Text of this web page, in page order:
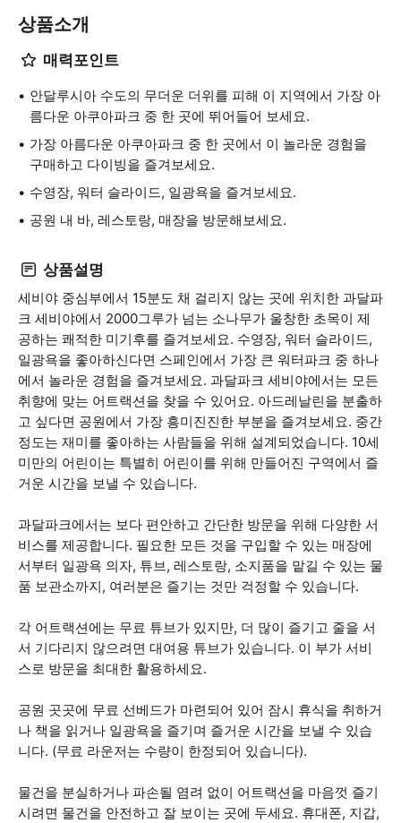
상품소개
매력포인트
안달루시아 수도의 무더운 더위를 피해 이 지역에서 가장 아
름다운 아쿠아파크 중 한 곳에 뛰어들어 보세요.
가장 아름다운 아쿠아파크 중 한 곳에서 이 놀라운 경험을
구매하고 다이빙을 즐겨보세요.
수영장, 워터 슬라이드, 일광욕을 즐겨보세요.
공원 내 바, 레스토랑, 매장을 방문해보세요.
상품설명
세비야 중심부에서 15분도 채 걸리지 않는 곳에 위치한 과달파
크 세비야에서 2000그루가 넘는 소나무가 울창한 초목이 제
공하는 쾌적한 미기후를 즐겨보세요. 수영장, 워터 슬라이드,
일광욕을 좋아하신다면 스페인에서 가장 큰 워터파크 중 하나
에서 놀라운 경험을 즐겨보세요. 과달파크 세비야에서는 모든
취향에 맞는 어트랙션을 찾을 수 있어요. 아드레날린을 분출하
고 싶다면 공원에서 가장 흥미진진한 부분을 즐겨보세요. 중간
정도는 재미를 좋아하는 사람들을 위해 설계되었습니다. 10세
미만의 어린이는 특별히 어린이를 위해 만들어진 구역에서 즐
거운 시간을 보낼 수 있습니다.
과달파크에서는 보다 편안하고 간단한 방문을 위해 다양한 서
비스를 제공합니다. 필요한 모든 것을 구입할 수 있는 매장에
서부터 일광욕 의자, 튜브, 레스토랑, 소지품을 맡길 수 있는 물
품 보관소까지, 여러분은 즐기는 것만 걱정할 수 있습니다.
각 어트랙션에는 무료 튜브가 있지만, 더 많이 즐기고 줄을 서
서 기다리지 않으려면 대여용 튜브가 있습니다. 이 부가 서비
스로 방문을 최대한 활용하세요.
공원 곳곳에 무료 선베드가 마련되어 있어 잠시 휴식을 취하거
나 책을 읽거나 일광욕을 즐기며 즐거운 시간을 보낼 수 있습
니다. (무료 라운저는 수량이 한정되어 있습니다).
물건을 분실하거나 파손될 염려 없이 어트랙션을 마음껏 즐기
시려면 물건을 안전하고 잘 보이는 곳에 두세요. 휴대폰, 지갑,